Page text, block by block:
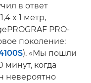
в ответ
x 1 метр,
PRO-
поколение:
). «Мы пошли
минут, когда
невероятно